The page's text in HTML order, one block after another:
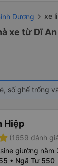
Dương xe
xe từ Dĩ
số ghế trống
Hiệp
(1659 đánh
giường nằm
• Ngã Tư 550